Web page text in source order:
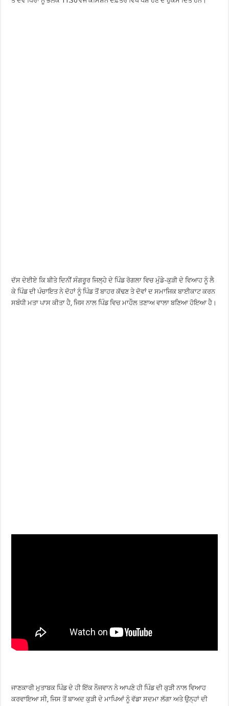
ਦੱਸ ਦੇਈਏ ਕਿ ਬੀਤੇ ਦਿਨੀਂ ਸੰਗਰੂਰ ਜਿਲ੍ਹੇ ਦੇ ਪਿੰਡ ਰੋਗਲਾ ਵਿਚ ਮੁੰਡੇ-ਕੁੜੀ ਦੇ ਵਿਆਹ ਨੂੰ ਲੈ
ਕੇ ਪਿੰਡ ਦੀ ਪੰਚਾਇਤ ਨੇ ਦੋਹਾਂ ਨੂੰ ਪਿੰਡ ਤੋਂ ਬਾਹਰ ਕੱਢਣ ਤੇ ਦੋਵਾਂ ਦ ਸਮਾਜਿਕ ਬਾਈਕਾਟ ਕਰਨ
ਸਬੰਧੀ ਮਤਾ ਪਾਸ ਕੀਤਾ ਹੈ, ਜਿਸ ਨਾਲ ਪਿੰਡ ਵਿਚ ਮਾਹੌਲ ਤਣਾਅ ਵਾਲਾ ਬਣਿਆ ਹੋਇਆ ਹੈ।
ਜਾਣਕਾਰੀ ਮੁਤਾਬਕ ਪਿੰਡ ਦੇ ਹੀ ਇੱਕ ਨੌਜਵਾਨ ਨੇ ਆਪਣੇ ਹੀ ਪਿੰਡ ਦੀ ਕੁੜੀ ਨਾਲ ਵਿਆਹ
ਕਰਵਾਇਆ ਸੀ, ਜਿਸ ਤੋਂ ਬਾਅਦ ਕੁੜੀ ਦੇ ਮਾਪਿਆਂ ਨੂੰ ਵੱਡਾ ਸਦਮਾ ਲੱਗਾ ਅਤੇ ਉਨ੍ਹਾਂ ਦੀ